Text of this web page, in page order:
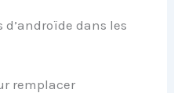
d’androïde dans les
remplacer